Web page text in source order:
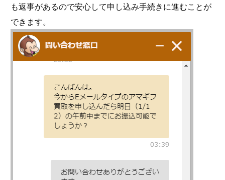
も返事があるので安心して申し込み手続きに進むことが
できます。